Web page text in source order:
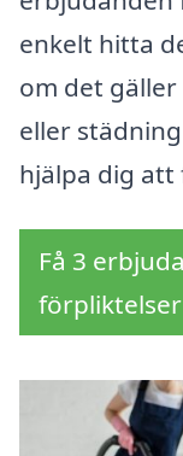
enkelt hitta
om det
eller
hjälpa dig
Få 3
förpliktelser